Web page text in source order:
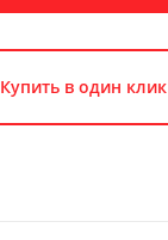
Купить в один клик